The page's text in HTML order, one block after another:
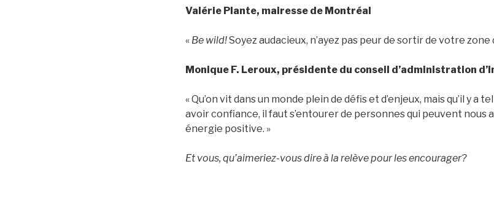
Valérie Plante, mairesse de Montréal
« Be wild!Soyez audacieux, n’ayez pas peur de sortir de votre zone
Monique F. Leroux, présidente du conseil d’administration
« Qu’on vit dans un monde plein de défis et d’enjeux, mais qu’il y a
avoir confiance, il faut s’entourer de personnes qui peuvent nous
énergie positive. »
Et vous, qu’aimeriez-vous dire à la relève pour les encourager?